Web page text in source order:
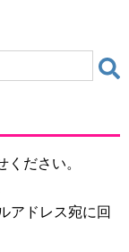
ださい。
アドレス宛に回